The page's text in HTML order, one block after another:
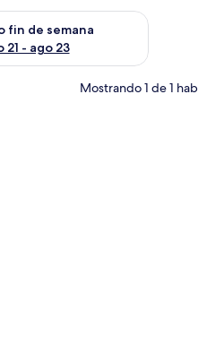
- ago 16
fin de semana
21 - ago 23
para el próximo
Mostrando 1 de 1